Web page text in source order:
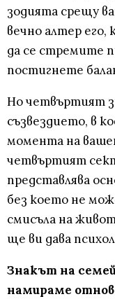
зодията срещу
вечно алтер
да се стремите
постигнете
Но четвъртият
съзвездието, в
момента на
четвъртият
представлява
без което не
смисъла на
ще ви дава
Знакът на
намираме